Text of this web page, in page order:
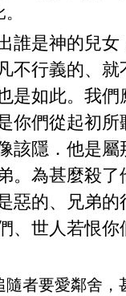
誰是神的兒女
不行義的、就
是如此。我們
你們從起初所
該隱．他是屬
。為甚麼殺了
惡的、兄弟的
、世人若恨你
隨者要愛鄰舍，